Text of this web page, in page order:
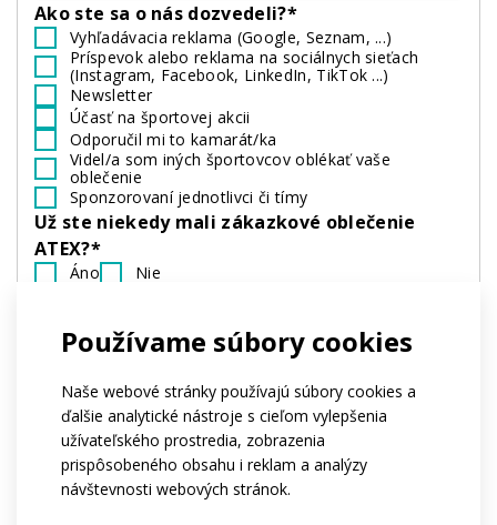
Používame súbory cookies
Naše webové stránky používajú súbory cookies a
ďalšie analytické nástroje s cieľom vylepšenia
užívateľského prostredia, zobrazenia
prispôsobeného obsahu i reklam a analýzy
návštevnosti webových stránok.
Ako ste sa o nás dozvedeli?*
Vyhľadávacia reklama (Google, Seznam, ...)
Príspevok alebo reklama na sociálnych sieťach
(Instagram, Facebook, LinkedIn, TikTok ...)
Newsletter
Účasť na športovej akcii
Odporučil mi to kamarát/ka
Videl/a som iných športovcov oblékať vaše
oblečenie
Sponzorovaní jednotlivci či tímy
Už ste niekedy mali zákazkové oblečenie
ATEX?*
Áno Nie
Firmy
Ničoho z vyššie uvedeného
názov?
Aký je približný počet osôb, pre ktoré by sme
oblečenie vyrábali?*
1-4 5-10 11-50
viac ako 50
stovky kusov